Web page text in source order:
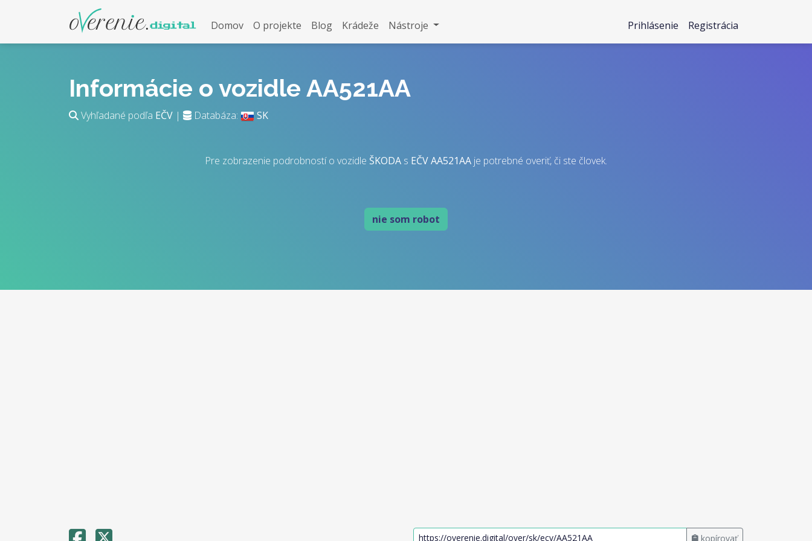
Domov O projekte Blog Krádeže Nástroje Prihlásenie Registrácia
Informácie o vozidle AA521AA
Vyhľadané podľa EČV | Databáza: SK
Pre zobrazenie podrobností o vozidle ŠKODA s EČVAA521AA je potrebné overiť, či ste človek.
nie som robot
kopírovať